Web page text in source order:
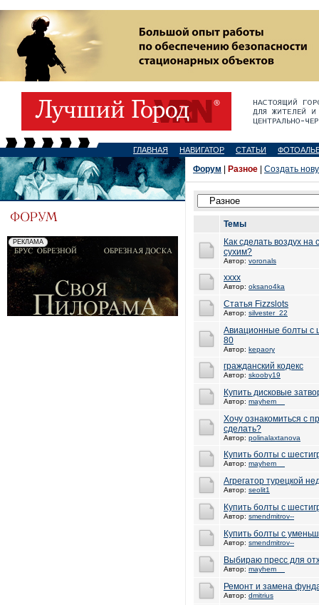
ГЛАВНАЯ НАВИГАТОР СТАТЬИ
Форум Разное Создать
Темы
Как сделать воздух
сухим?
Автор: voronals
xxxx
Автор: oksano4ka
Статья Fizzslots
Автор: silvester_22
Авиационные болты с
80
Автор: kepaory
гражданский кодекс
Автор: skooby19
Купить дисковые
Автор: mayhem__
Хочу ознакомиться с
сделать?
Автор: polinalaxtanova
Купить болты с
Автор: mayhem__
Агрегатор турецкой
Автор: seolit1
Купить болты с
Автор: smendmitrov--
Купить болты с
Автор: smendmitrov--
Выбираю пресс для
Автор: mayhem__
Ремонт и замена
Автор: dmitrius